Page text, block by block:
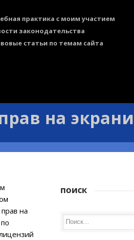
практика с моим участием
законодательства
статьи по темам сайта
на
на
поиск